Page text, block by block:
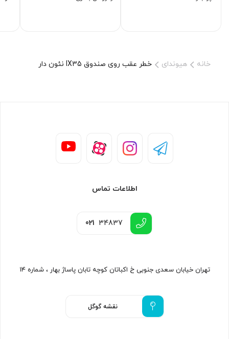
خانه هیوندای خطر عقب روی صندوق IX35 نئون دار
اطلاعات تماس
021 34837
تهران خیابان سعدی جنوبی خ اکباتان کوچه تابان پاساژ بهار ، شماره ۱۴
نقشه گوگل